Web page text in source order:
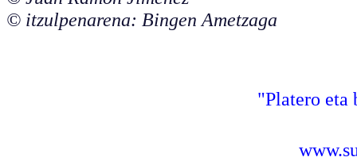
© itzulpenarena: Bingen Ametzaga
"Platero eta